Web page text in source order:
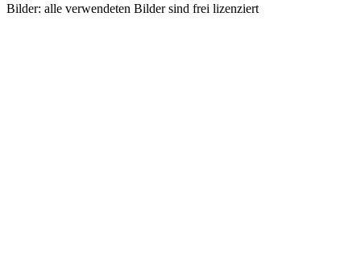
Bilder: alle verwendeten Bilder sind frei lizenziert